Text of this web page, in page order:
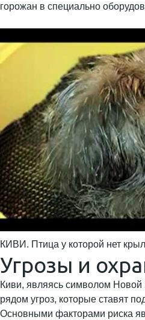
горожан в специально
КИВИ. Птица у которой нет
Угрозы и
Киви, являясь символом Новой
рядом угроз, которые ставят
Основными факторами риска